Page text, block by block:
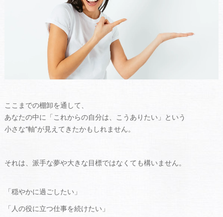
ここまでの棚卸を通して、
あなたの中に「これからの自分は、こうありたい」という
小さな“軸”が見えてきたかもしれません。
それは、派手な夢や大きな目標ではなくても構いません。
「穏やかに過ごしたい」
「人の役に立つ仕事を続けたい」